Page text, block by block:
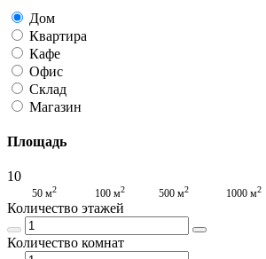
Дом
Квартира
Кафе
Офис
Склад
Магазин
Площадь
10
50 м2 100 м2 500 м2 1000 м2
Количество этажей
Количество комнат